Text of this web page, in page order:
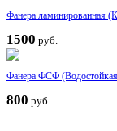
Фанера ламинированная
1500 руб.
Фанера ФСФ
800 руб.